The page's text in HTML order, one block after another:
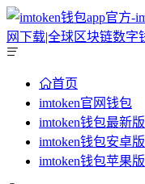
首页
imtoken官网钱包
imtoken钱包最新版
imtoken钱包安卓版
imtoken钱包苹果版